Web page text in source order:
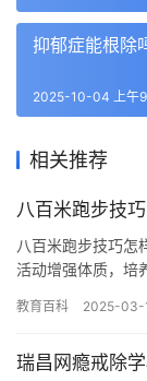
抑郁症能根除
2025-10-04 上午
相关推荐
八百米跑步技
八百米跑步技巧怎
活动增强体质，培
的期…
教育百科 2025-03-
瑞昌网瘾戒除